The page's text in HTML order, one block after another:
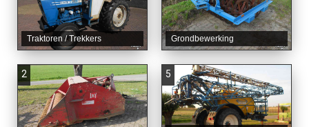
Traktoren / Trekkers Grondbewerking
2 5